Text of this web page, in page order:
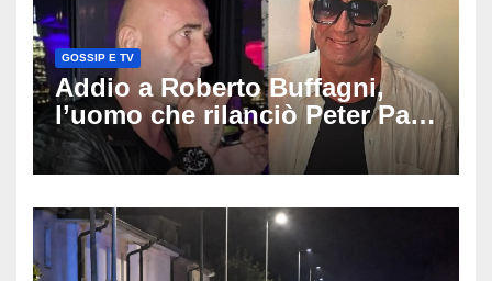
GOSSIP E TV
Addio a Roberto Buffagni,
l’uomo che rilanciò Peter Pan
e Villa delle Rose: aveva 59
anni